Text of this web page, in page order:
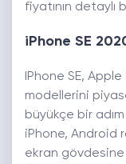
fiyatının detaylı
iPhone SE
IPhone SE,
modellerini
büyükçe bir
iPhone, Android
ekran gövdesine